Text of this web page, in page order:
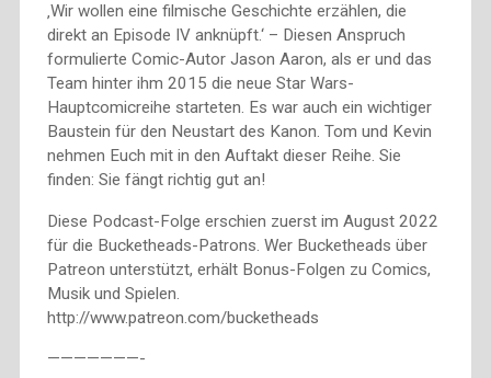
‚Wir wollen eine filmische Geschichte erzählen, die
direkt an Episode IV anknüpft.‘ – Diesen Anspruch
formulierte Comic-Autor Jason Aaron, als er und das
Team hinter ihm 2015 die neue Star Wars-
Hauptcomicreihe starteten. Es war auch ein wichtiger
Baustein für den Neustart des Kanon. Tom und Kevin
nehmen Euch mit in den Auftakt dieser Reihe. Sie
finden: Sie fängt richtig gut an!
Diese Podcast-Folge erschien zuerst im August 2022
für die Bucketheads-Patrons. Wer Bucketheads über
Patreon unterstützt, erhält Bonus-Folgen zu Comics,
Musik und Spielen.
http://www.patreon.com/bucketheads
———————-